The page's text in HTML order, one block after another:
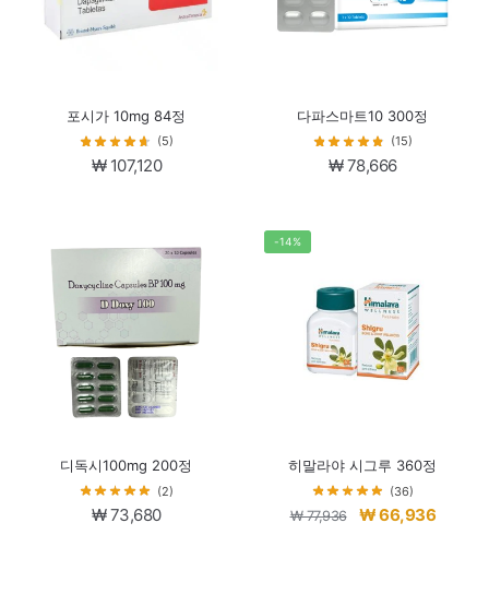
포시가 10mg 84정
(5)
₩107,120
다파스마트10 300정
(15)
₩78,666
디독시100mg 200정
(2)
₩73,680
-14%
히말라야 시그루 360정
(36)
₩77,936
원
₩66,936현